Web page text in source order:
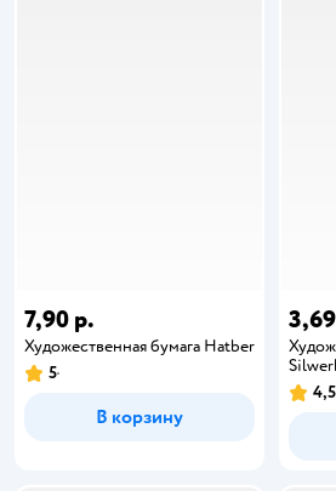
7,90 р.
Художественная бумага Hatber
5
В корзину
4,5